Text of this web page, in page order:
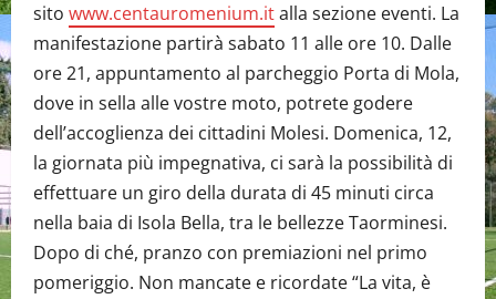
sito www.centauromenium.italla sezione eventi. La
manifestazione partirà sabato 11 alle ore 10. Dalle
ore 21, appuntamento al parcheggio Porta di Mola,
dove in sella alle vostre moto, potrete godere
dell’accoglienza dei cittadini Molesi. Domenica, 12,
la giornata più impegnativa, ci sarà la possibilità di
effettuare un giro della durata di 45 minuti circa
nella baia di Isola Bella, tra le bellezze Taorminesi.
Dopo di ché, pranzo con premiazioni nel primo
pomeriggio. Non mancate e ricordate “La vita, è